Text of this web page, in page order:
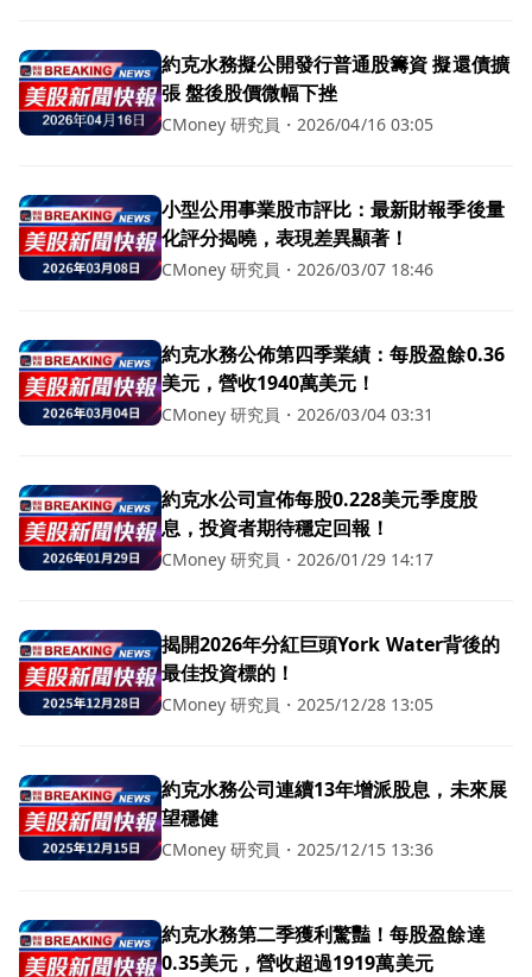
約克水務擬公開發行普通股籌資 擬還債擴
張 盤後股價微幅下挫
CMoney 研究員 ・ 2026/04/16 03:05
小型公用事業股市評比：最新財報季後量
化評分揭曉，表現差異顯著！
CMoney 研究員 ・ 2026/03/07 18:46
約克水務公佈第四季業績：每股盈餘0.36
美元，營收1940萬美元！
CMoney 研究員 ・ 2026/03/04 03:31
約克水公司宣佈每股0.228美元季度股
息，投資者期待穩定回報！
CMoney 研究員 ・ 2026/01/29 14:17
揭開2026年分紅巨頭York Water背後的
最佳投資標的！
CMoney 研究員 ・ 2025/12/28 13:05
約克水務公司連續13年增派股息，未來展
望穩健
CMoney 研究員 ・ 2025/12/15 13:36
約克水務第二季獲利驚豔！每股盈餘達
0.35美元，營收超過1919萬美元